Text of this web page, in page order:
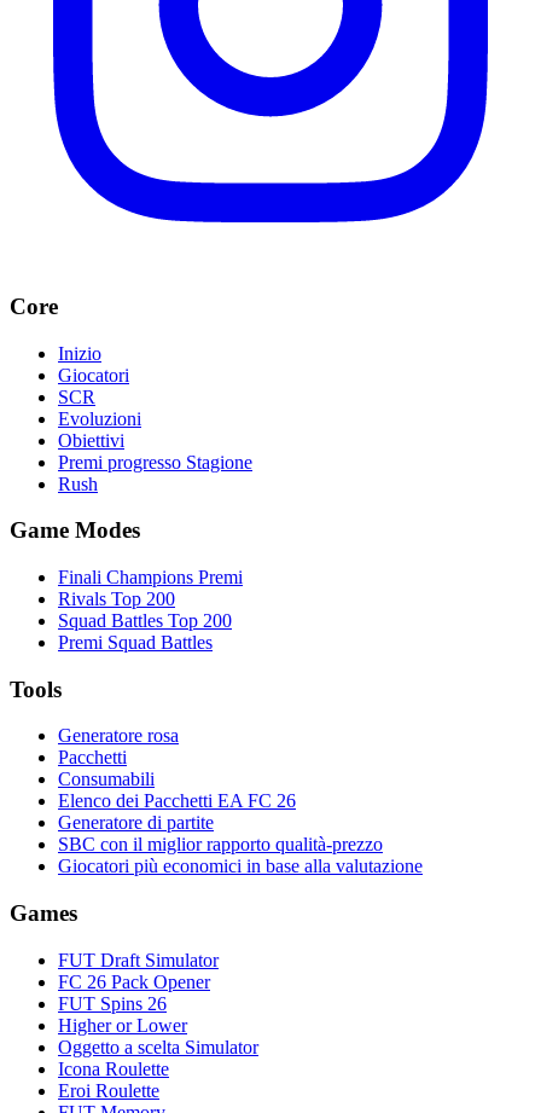
Core
Inizio
Giocatori
SCR
Evoluzioni
Obiettivi
Premi progresso Stagione
Rush
Game Modes
Finali Champions Premi
Rivals Top 200
Squad Battles Top 200
Premi Squad Battles
Tools
Generatore rosa
Pacchetti
Consumabili
Elenco dei Pacchetti EA FC 26
Generatore di partite
SBC con il miglior rapporto qualità-prezzo
Giocatori più economici in base alla valutazione
Games
FUT Draft Simulator
FC 26 Pack Opener
FUT Spins 26
Higher or Lower
Oggetto a scelta Simulator
Icona Roulette
Eroi Roulette